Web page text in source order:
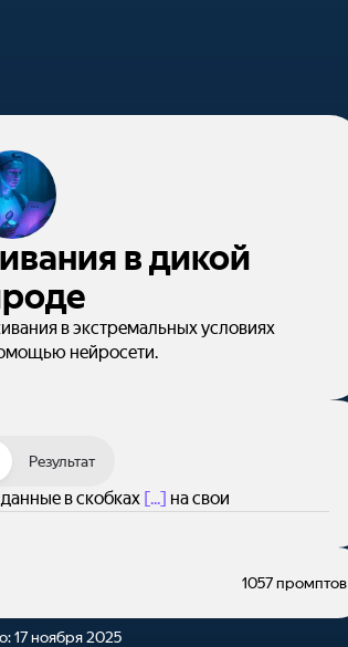
в дикой
в экстремальных условиях
нейросети.
Результат
в скобках [...] на свои
1057 промптов
17 ноября 2025